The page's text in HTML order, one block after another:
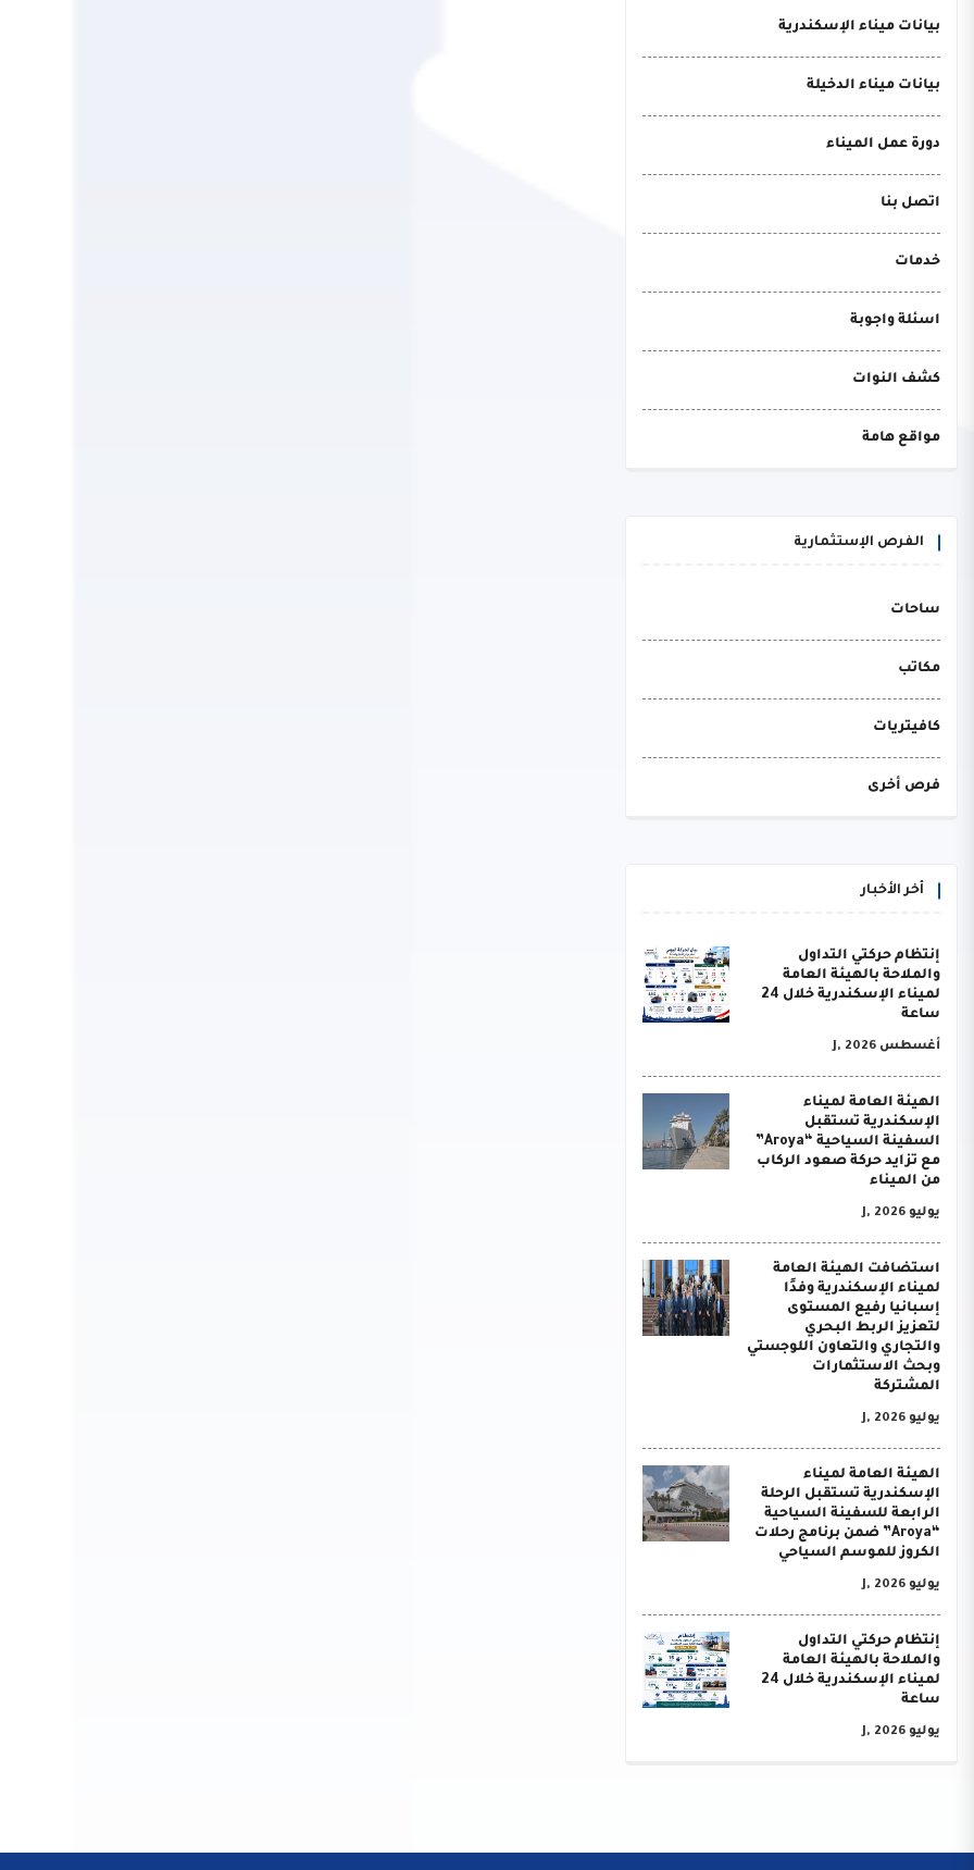
بيانات ميناء الإسكندرية
بيانات ميناء الدخيلة
دورة عمل الميناء
اتصل بنا
خدمات
اسئلة واجوبة
كشف النوات
مواقع هامة
الفرص الإستثمارية
ساحات
مكاتب
كافيتريات
فرص أخرى
أخر الأخبار
إنتظام حركتي التداول
والملاحة بالهيئة العامة
لميناء الإسكندرية خلال 24
ساعة
أغسطس J, 2026
الهيئة العامة لميناء
الإسكندرية تستقبل
السفينة السياحية “Aroya”
مع تزايد حركة صعود الركاب
من الميناء
يوليو J, 2026
استضافت الهيئة العامة
لميناء الإسكندرية وفدًا
إسبانيا رفيع المستوى
لتعزيز الربط البحري
والتجاري والتعاون اللوجستي
وبحث الاستثمارات
المشتركة
يوليو J, 2026
الهيئة العامة لميناء
الإسكندرية تستقبل الرحلة
الرابعة للسفينة السياحية
“Aroya” ضمن برنامج رحلات
الكروز للموسم السياحي
يوليو J, 2026
إنتظام حركتي التداول
والملاحة بالهيئة العامة
لميناء الإسكندرية خلال 24
ساعة
يوليو J, 2026